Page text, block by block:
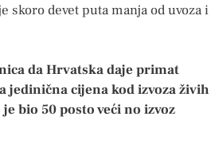
skoro devet puta manja od uvoza i
da Hrvatska daje primat
jedinična cijena kod izvoza živih
bio 50 posto veći no izvoz